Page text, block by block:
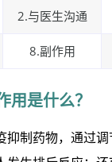
2.与医生沟通
8.副作用
是什么？
制药物，通过调